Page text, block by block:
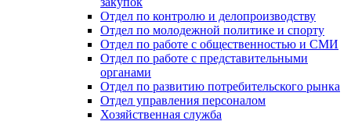
Отдел по контролю и делопроизводству
Отдел по молодежной политике и спорту
Отдел по работе с общественностью и СМИ
Отдел по работе с представительными
органами
Отдел по развитию потребительского рынка
Отдел управления персоналом
Хозяйственная служба